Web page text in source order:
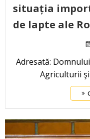
situația
de lapte ale
Adresată:
Agriculturii